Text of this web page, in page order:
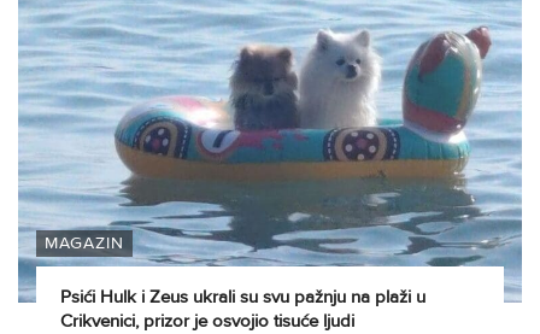
MAGAZIN
Psići Hulk i Zeus ukrali su svu pažnju na plaži u
Crikvenici, prizor je osvojio tisuće ljudi